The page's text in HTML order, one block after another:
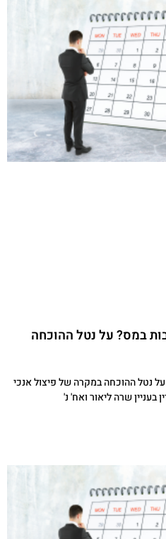
במס? על נטל ההוכחה
על נטל ההוכחה במקרה של פיצול אנכי
שרה ליאור ואח' נ'